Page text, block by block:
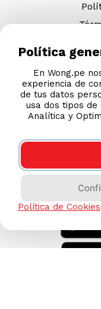
Política
En Wong.pe
experiencia de
de tus datos
usa dos tipos de
Analítica y
Política de Cookies